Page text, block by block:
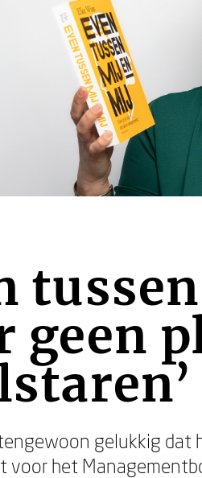
geen
gelukkig dat
voor het